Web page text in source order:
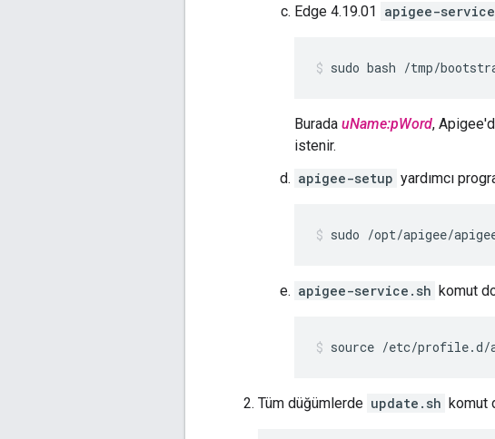
Edge 4.19.01 apigee-service
sudo bash /tmp/
Burada uName:pWord,
istenir.
apigee-setup yardımcı
sudo /opt/apigee/
apigee-service.sh komut
source /etc/profile.d/
Tüm düğümlerde update.sh komut